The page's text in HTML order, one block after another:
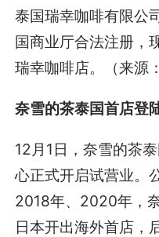
泰国瑞幸咖啡有限公
国商业厅合法注册，
瑞幸咖啡店。（来源
奈雪的茶泰国首店登
12月1日，奈雪的茶
心正式开启试营业。
2018年、2020年，
日本开出海外首店，